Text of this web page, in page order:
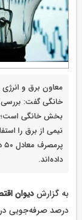
معاون برق و
خانگی گفت: بررسی
داده‌اند.
به گزارشدیوان
درصد صرفه‌جویی